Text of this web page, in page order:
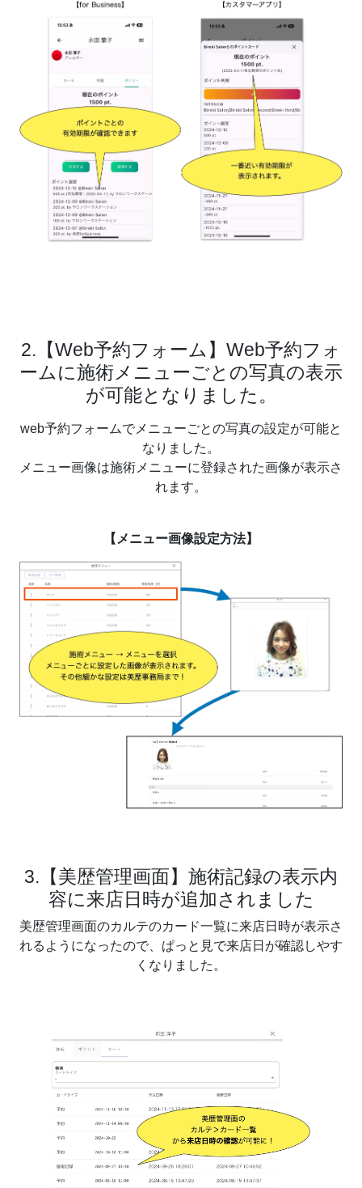
2.【Web予約フォーム】Web予約フォ
ームに施術メニューごとの写真の表示
が可能となりました。
web予約フォームでメニューごとの写真の設定が可能と
なりました。
メニュー画像は施術メニューに登録された画像が表示さ
れます。
【メニュー画像設定方法】
3.【美歴管理画面】施術記録の表示内
容に来店日時が追加されました
美歴管理画面のカルテのカード一覧に来店日時が表示さ
れるようになったので、ぱっと見で来店日が確認しやす
くなりました。